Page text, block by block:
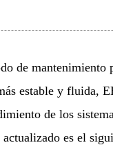
de
estable y fluida,
de los
es el